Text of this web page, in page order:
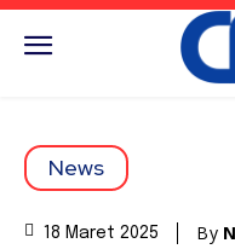
News
18 Maret 2025 By